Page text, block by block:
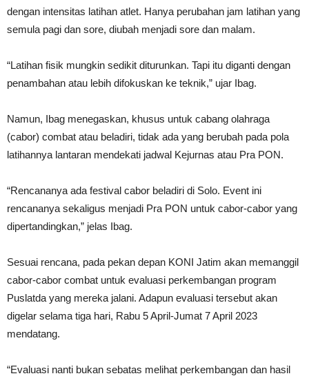
dengan intensitas latihan atlet. Hanya perubahan jam latihan yang
semula pagi dan sore, diubah menjadi sore dan malam.
“Latihan fisik mungkin sedikit diturunkan. Tapi itu diganti dengan
penambahan atau lebih difokuskan ke teknik,” ujar Ibag.
Namun, Ibag menegaskan, khusus untuk cabang olahraga
(cabor) combat atau beladiri, tidak ada yang berubah pada pola
latihannya lantaran mendekati jadwal Kejurnas atau Pra PON.
“Rencananya ada festival cabor beladiri di Solo. Event ini
rencananya sekaligus menjadi Pra PON untuk cabor-cabor yang
dipertandingkan,” jelas Ibag.
Sesuai rencana, pada pekan depan KONI Jatim akan memanggil
cabor-cabor combat untuk evaluasi perkembangan program
Puslatda yang mereka jalani. Adapun evaluasi tersebut akan
digelar selama tiga hari, Rabu 5 April-Jumat 7 April 2023
mendatang.
“Evaluasi nanti bukan sebatas melihat perkembangan dan hasil